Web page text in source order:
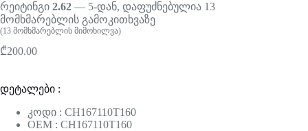
რეიტინგი 2.62 — 5-დან, დაფუძნებულია 13
მომხმარებლის გამოკითხვაზე
(13 მომხმარებლის მიმოხილვა)
₾200.00
დეტალები :
კოდი : CH167110T160
OEM : CH167110T160